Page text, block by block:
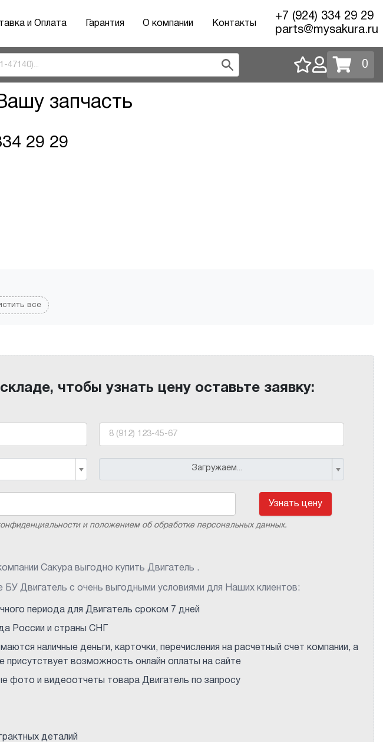
и Оплата Гарантия О компании Контакты
+7 (924) 334 29 29
parts@mysakura.ru
0
запчасть
29 29
все
чтобы узнать цену оставьте заявку:
Загружаем...
Узнать цену
и положением об обработке персональных данных.
Сакура выгодно купить Двигатель .
Двигатель с очень выгодными условиями для Наших клиентов:
периода для Двигатель сроком 7 дней
России и страны СНГ
наличные деньги, карточки, перечисления на расчетный счет компании, а
присутствует возможность онлайн оплаты на сайте
фото и видеоотчеты товара Двигатель по запросу
деталий